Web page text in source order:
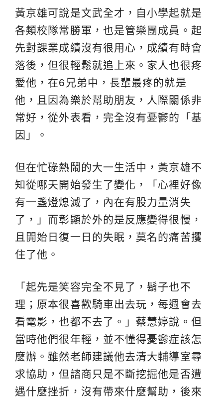
黃京雄可說是文武全才，自小學起就是
各類校隊常勝軍，也是管樂團成員。起
先對課業成績沒有很用心，成績有時會
落後，但很輕鬆就追上來。家人也很疼
愛他，在6兄弟中，長輩最疼的就是
他，且因為樂於幫助朋友，人際關係非
常好，從外表看，完全沒有憂鬱的「基
因」。
但在忙碌熱鬧的大一生活中，黃京雄不
知從哪天開始發生了變化，「心裡好像
有一盞燈熄滅了，內在有股力量消失
了，」而彰顯於外的是反應變得很慢，
且開始日復一日的失眠，莫名的痛苦攫
住了他。
「起先是笑容完全不見了，鬍子也不
理；原本很喜歡騎車出去玩，每週會去
看電影，也都不去了。」蔡慧婷說。但
當時他們很年輕，並不懂得憂鬱症該怎
麼辦。雖然老師建議他去清大輔導室尋
求協助，但諮商只是不斷挖掘他是否遭
遇什麼挫折，沒有帶來什麼幫助，後來